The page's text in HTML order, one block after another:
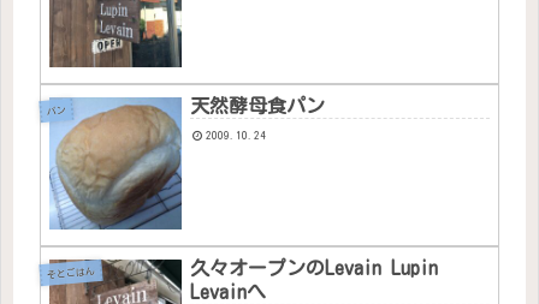
パン 天然酵母食パン
2009.10.24
そとごはん
久々オープンのLevain Lupin
Levainへ